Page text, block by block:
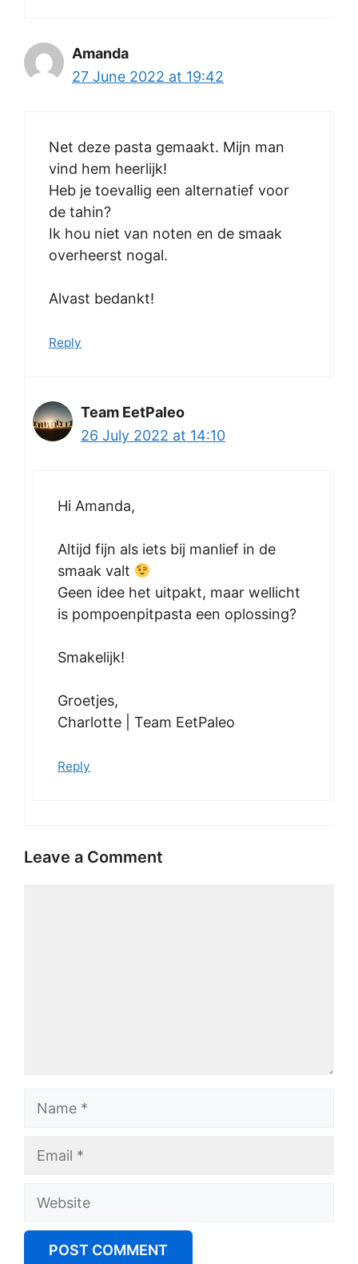
Amanda
27 June 2022 at 19:42
Net deze pasta gemaakt. Mijn man
vind hem heerlijk!
Heb je toevallig een alternatief voor
de tahin?
Ik hou niet van noten en de smaak
overheerst nogal.
Alvast bedankt!
Reply
Team EetPaleo
26 July 2022 at 14:10
Hi Amanda,
Altijd fijn als iets bij manlief in de
smaak valt
Geen idee het uitpakt, maar wellicht
is pompoenpitpasta een oplossing?
Smakelijk!
Groetjes,
Charlotte | Team EetPaleo
Reply
Leave a Comment
Website